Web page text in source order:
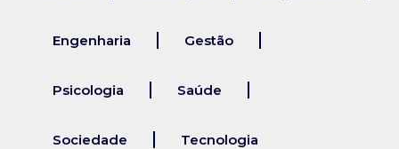
Engenharia Gestão
Psicologia Saúde
Sociedade Tecnologia